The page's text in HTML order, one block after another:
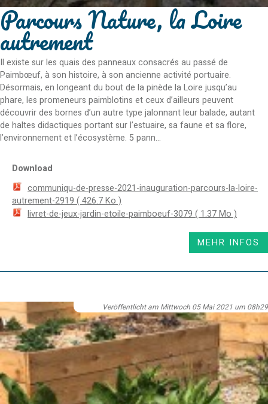
Parcours Nature, la Loire
autrement
Il existe sur les quais des panneaux consacrés au passé de
Paimbœuf, à son histoire, à son ancienne activité portuaire.
Désormais, en longeant du bout de la pinède la Loire jusqu’au
phare, les promeneurs paimblotins et ceux d’ailleurs peuvent
découvrir des bornes d’un autre type jalonnant leur balade, autant
de haltes didactiques portant sur l’estuaire, sa faune et sa flore,
l’environnement et l’écosystème. 5 pann...
Download
communiqu-de-presse-2021-inauguration-parcours-la-loire-
autrement-2919 ( 426.7 Ko )
livret-de-jeux-jardin-etoile-paimboeuf-3079 ( 1.37 Mo )
MEHR INFOS
Veröffentlicht am Mittwoch 05 Mai 2021 um 08h29